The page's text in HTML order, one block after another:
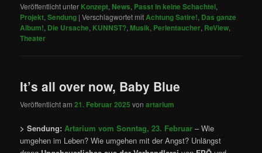
Veröffentlicht unter Konzept, News, Passt in keine Schachtel,
Projekt,Sendung |Verschlagwortet mitAchtung Satire!, Das ganze
Album!, Die Ursache, KUNNST?, Musik, Perlentaucher, ReView,
Theater
It’s all over now, Baby Blue
Veröffentlicht am21. Februar 2025 vonartarium
> Sendung:Artarium vom Sonntag, 23. Februar – Wie
umgehen im Leben? Wie umgehen mit der Angst? Unlängst